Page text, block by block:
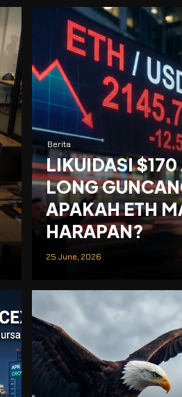
Berita
LIKUIDASI $170
LONG
APAKAH ETH
HARAPAN?
25 June, 2026